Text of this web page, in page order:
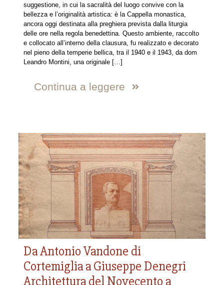
suggestione, in cui la sacralità del luogo convive con la
bellezza e l’originalità artistica: è la Cappella monastica,
ancora oggi destinata alla preghiera prevista dalla liturgia
delle ore nella regola benedettina. Questo ambiente, raccolto
e collocato all’interno della clausura, fu realizzato e decorato
nel pieno della temperie bellica, tra il 1940 e il 1943, da dom
Leandro Montini, una originale[…]
Continua a leggere
Da Antonio Vandone di
Cortemiglia a Giuseppe Denegri
Architettura del Novecento a